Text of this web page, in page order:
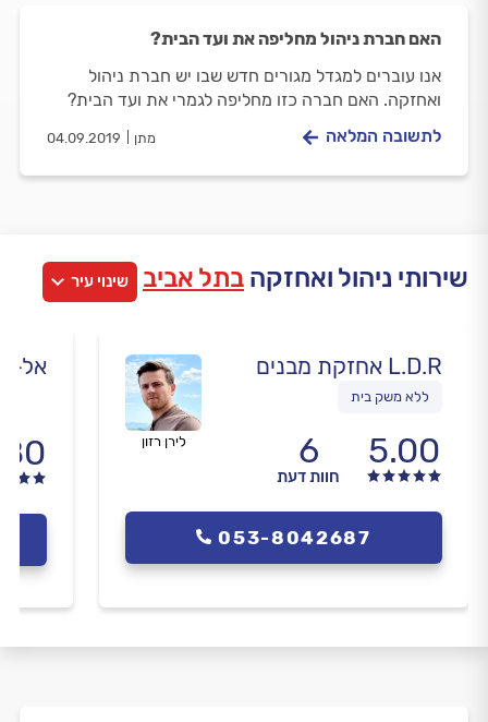
האם חברת ניהול מחליפה את ועד הבית?
אנו עוברים למגדל מגורים חדש שבו יש חברת ניהול
ואחזקה. האם חברה כזו מחליפה לגמרי את ועד הבית?
מתן 04.09.2019 לתשובה המלאה
שירותי ניהול ואחזקה בתל אביב שינוי עיר
L.D.R אחזקת מבנים
ללא משק בית
5.00
6
חוות דעת
לירן רזון
053-8042687
אל-